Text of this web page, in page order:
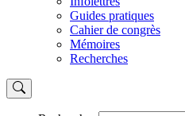
Guides pratiques
Cahier de congrès
Mémoires
Recherches